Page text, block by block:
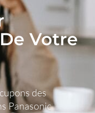
Votre
des
Panasonic